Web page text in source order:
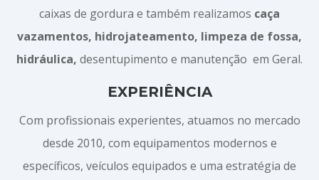
caixas de gordura e também realizamos caça
vazamentos, hidrojateamento, limpeza de fossa,
hidráulica, desentupimento e manutenção em Geral.
EXPERIÊNCIA
Com profissionais experientes, atuamos no mercado
desde 2010, com equipamentos modernos e
específicos, veículos equipados e uma estratégia de